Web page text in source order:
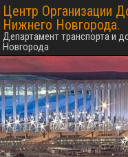
Центр Организации
Нижнего Новгорода.
Департамент транспорта и
Новгорода